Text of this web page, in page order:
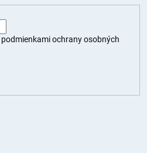
podmienkami ochrany osobných